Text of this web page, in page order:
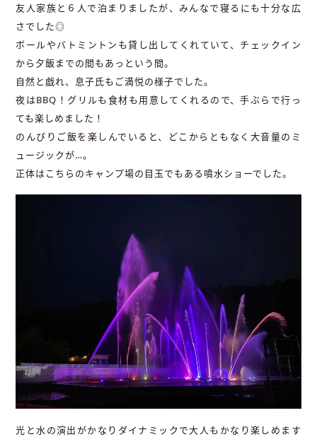
友人家族と６人で泊まりましたが、みんなで寝るにも十分な広
さでした◎
ボールやバトミントンも貸し出してくれていて、チェックイン
から夕飯までの間もあっという間。
自然と戯れ、息子氏もご満悦の様子でした。
夜はBBQ！グリルも食材も用意してくれるので、手ぶらで行っ
ても楽しめました！
のんびりご飯を楽しんでいると、どこからともなく大音量のミ
ュージックが…。
正体はこちらのキャンプ場の目玉でもある噴水ショーでした。
光と水の演出がかなりダイナミックで大人もかなり楽しめます